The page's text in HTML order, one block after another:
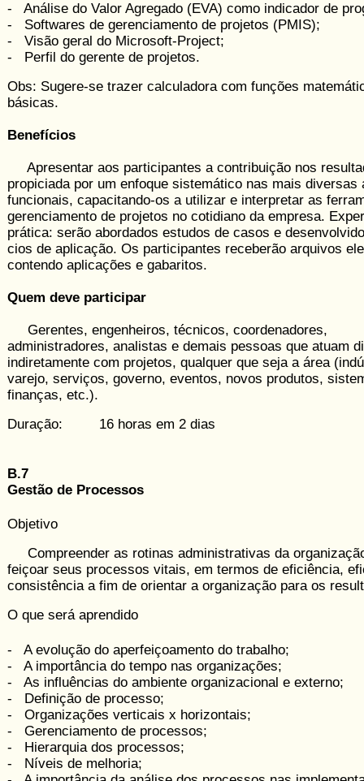
- Análise do Valor Agregado (EVA) como indicador de
- Softwares de gerenciamento de projetos (PMIS);
- Visão geral do Microsoft-Project;
- Perfil do gerente de projetos.
Obs: Sugere-se trazer calculadora com funções
básicas.
Benefícios
Apresentar aos participantes a contribuição nos
propiciada por um enfoque sistemático nas mais diversas
funcionais, capacitando-os a utilizar e interpretar as
gerenciamento de projetos no cotidiano da empresa.
prática: serão abordados estudos de casos e
cios de aplicação. Os participantes receberão arquivos
contendo aplicações e gabaritos.
Quem deve participar
Gerentes, engenheiros, técnicos, coordenadores,
administradores, analistas e demais pessoas que atuam
indiretamente com projetos, qualquer que seja a área
varejo, serviços, governo, eventos, novos pro­dutos,
finanças, etc.).
Duração: 16 horas em 2 dias
B.7
Gestão de Processos
Objetivo
Compreender as rotinas administrativas da
feiçoar seus processos vitais, em termos de eficiência,
con­sis­tência a fim de orientar a organização para os
O que será aprendido
- A evolução do aperfeiçoamento do trabalho;
- A importância do tempo nas organizações;
- As influências do ambiente organizacional e externo;
- Definição de processo;
- Organizações verticais x horizontais;
- Gerenciamento de processos;
- Hierarquia dos processos;
- Níveis de melhoria;